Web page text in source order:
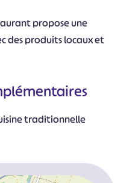
propose une
des produits locaux et
traditionnelle